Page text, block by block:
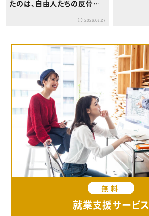
たのは、自由人たちの反骨精
2026.02.27
無料
就業支援サービス